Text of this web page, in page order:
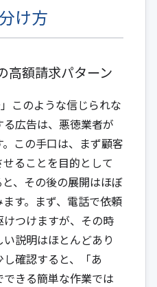
け方
高額請求パターン
このような信じられな
広告は、悪徳業者が
この手口は、まず顧客
ることを目的として
、その後の展開はほぼ
す。まず、電話で依頼
つけますが、その時
説明はほとんどあり
確認すると、「あ
きる簡単な作業では